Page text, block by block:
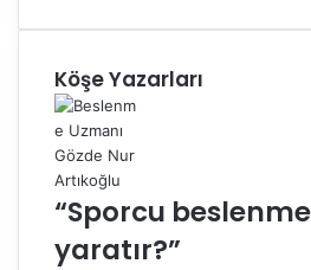
Köşe Yazarları
“Sporcu
yaratır?”